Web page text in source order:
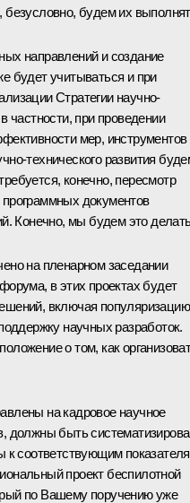
будем их
направлений и создание
будет учитываться и при
Стратегии научно-
частности, при проведении
мер, инструментов
технического развития
конечно, пересмотр
документов
Конечно, мы будем это
на пленарном заседании
в этих проектах будет
включая популяризацию
научных разработок.
о том, как
на кадровое научное
должны быть
к соответствующим
проект беспилотной
по Вашему поручению уже